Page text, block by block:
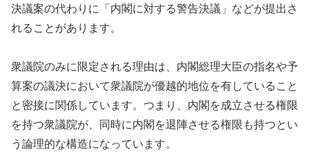
決議案の代わりに「内閣に対する警告決議」などが提出さ
れることがあります。
衆議院のみに限定される理由は、内閣総理大臣の指名や予
算案の議決において衆議院が優越的地位を有していること
と密接に関係しています。つまり、内閣を成立させる権限
を持つ衆議院が、同時に内閣を退陣させる権限も持つとい
う論理的な構造になっています。